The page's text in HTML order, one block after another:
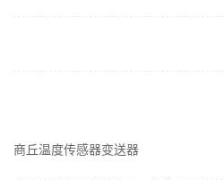
商丘温度传感器变送器